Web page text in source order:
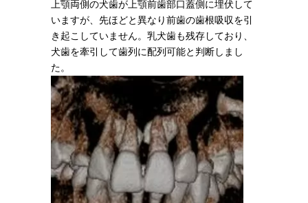
上顎両側の犬歯が上顎前歯部口蓋側に埋伏して
いますが、先ほどと異なり前歯の歯根吸収を引
き起こしていません。乳犬歯も残存しており、
犬歯を牽引して歯列に配列可能と判断しまし
た。